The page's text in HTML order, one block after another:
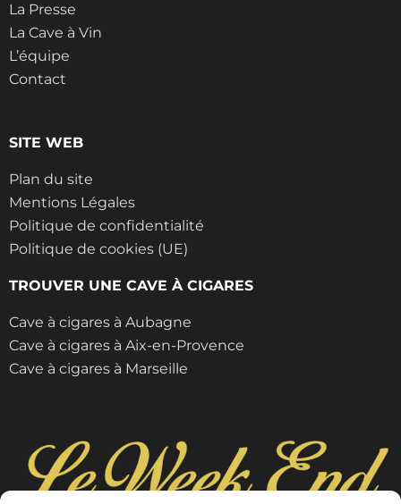
La Presse
La Cave à Vin
L’équipe
Contact
SITE WEB
Plan du site
Mentions Légales
Politique de confidentialité
Politique de cookies (UE)
TROUVER UNE CAVE À CIGARES
Cave à cigares à Aubagne
Cave à cigares à Aix-en-Provence
Cave à cigares à Marseille